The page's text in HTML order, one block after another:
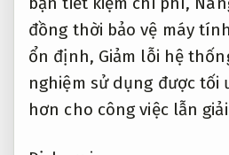
đồng thời bảo vệ máy
ổn định, Giảm lỗi hệ
nghiệm sử dụng được tối
hơn cho công việc lẫn